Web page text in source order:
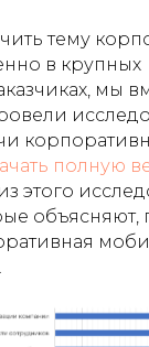
тему
в крупных
мы
полную
этого
объясняют,